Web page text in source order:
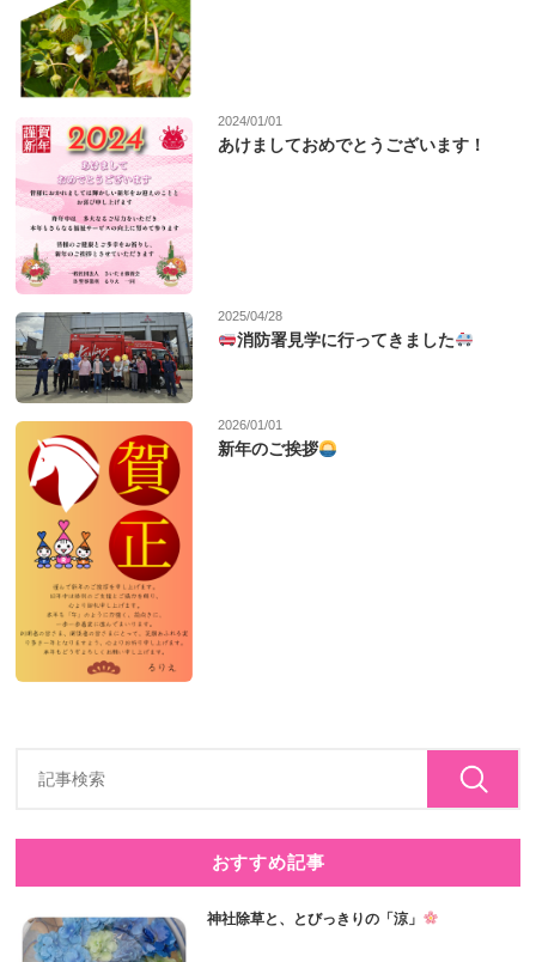
2024/01/01
あけましておめでとうございます！
2025/04/28
消防署見学に行ってきました
2026/01/01
新年のご挨拶
おすすめ記事
神社除草と、とびっきりの「涼」